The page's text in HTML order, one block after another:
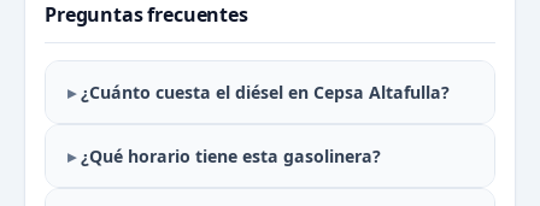
Preguntas frecuentes
¿Cuánto cuesta el diésel en Cepsa Altafulla?
¿Qué horario tiene esta gasolinera?